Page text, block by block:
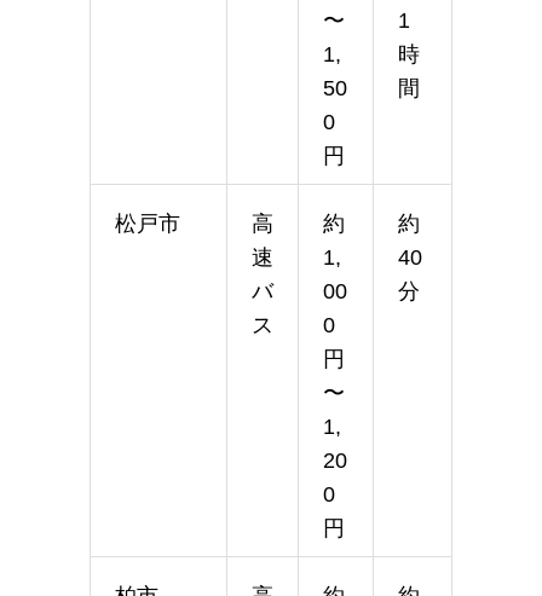
〜
1,
50
0
円
1
時
間
松戸市
高
速
バ
ス
約
1,
00
0
円
〜
1,
20
0
円
約
40
分